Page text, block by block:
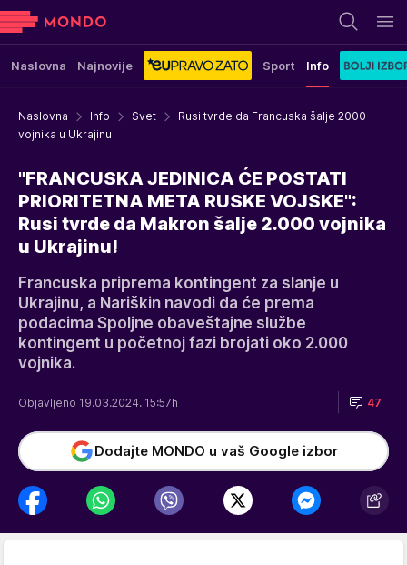
Naslovna Najnovije Sport Info
Naslovna Info Svet
Rusi tvrde da Francuska šalje 2000
vojnika u Ukrajinu
"FRANCUSKA JEDINICA ĆE POSTATI
PRIORITETNA META RUSKE VOJSKE":
Rusi tvrde da Makron šalje 2.000 vojnika
u Ukrajinu!
Francuska priprema kontingent za slanje u
Ukrajinu, a Nariškin navodi da će prema
podacima Spoljne obaveštajne službe
kontingent u početnoj fazi brojati oko 2.000
vojnika.
Objavljeno 19.03.2024. 15:57h 47
Dodajte MONDO u vaš Google izbor